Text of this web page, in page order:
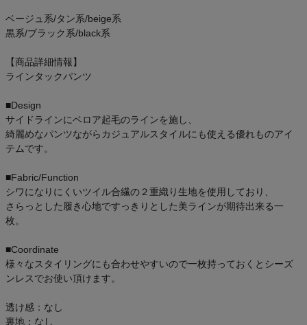
ベージュ系/タン系/beige系
黒系/ブラック系/black系
【商品詳細情報】
ラインタックパンツ
■Design
サイドラインにベロア起毛のラインを施し、
綺麗めなパンツながらカジュアルスタイルにも使える優れものアイ
テムです。
■Fabric/Function
シワになりにくいツイル合繊の２重織り生地を使用しており、
さらっとした履き心地ですっきりとした美ラインが期待出来る一
枚。
■Coordinate
様々なスタイリングにも合わせやすいので一枚持っておくとシーズ
ンレスでお使い頂けます。
透け感：なし
裏地：なし